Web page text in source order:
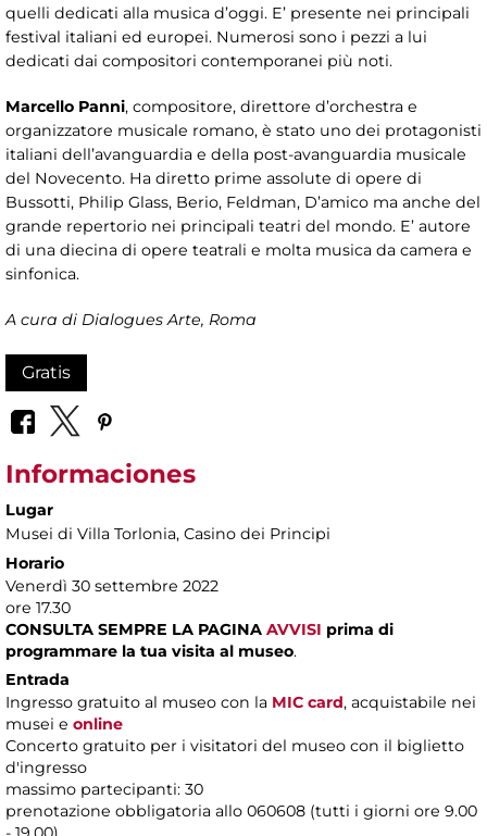
quelli dedicati alla musica d’oggi. E’ presente nei principali
festival italiani ed europei. Numerosi sono i pezzi a lui
dedicati dai compositori contemporanei più noti.
Marcello Panni, compositore, direttore d’orchestra e
organizzatore musicale romano, è stato uno dei protagonisti
italiani dell’avanguardia e della post-avanguardia musicale
del Novecento. Ha diretto prime assolute di opere di
Bussotti, Philip Glass, Berio, Feldman, D’amico ma anche del
grande repertorio nei principali teatri del mondo. E’ autore
di una diecina di opere teatrali e molta musica da camera e
sinfonica.
A cura di Dialogues Arte, Roma
Gratis
Informaciones
Lugar
Musei di Villa Torlonia, Casino dei Principi
Horario
Venerdì 30 settembre 2022
ore 17.30
CONSULTA SEMPRE LA PAGINA AVVISI prima di
programmare la tua visita al museo.
Entrada
Ingresso gratuito al museo con la MIC card, acquistabile nei
musei e online
Concerto gratuito per i visitatori del museo con il biglietto
d'ingresso
massimo partecipanti: 30
prenotazione obbligatoria allo 060608 (tutti i giorni ore 9.00